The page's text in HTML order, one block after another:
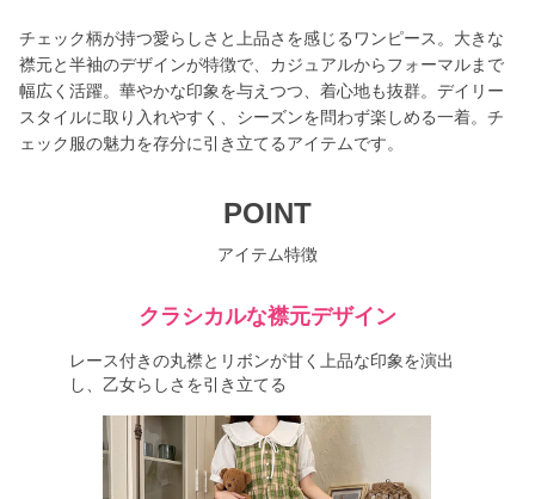
チェック柄が持つ愛らしさと上品さを感じるワンピース。大きな
襟元と半袖のデザインが特徴で、カジュアルからフォーマルまで
幅広く活躍。華やかな印象を与えつつ、着心地も抜群。デイリー
スタイルに取り入れやすく、シーズンを問わず楽しめる一着。チ
ェック服の魅力を存分に引き立てるアイテムです。
POINT
アイテム特徴
クラシカルな襟元デザイン
レース付きの丸襟とリボンが甘く上品な印象を演出
し、乙女らしさを引き立てる